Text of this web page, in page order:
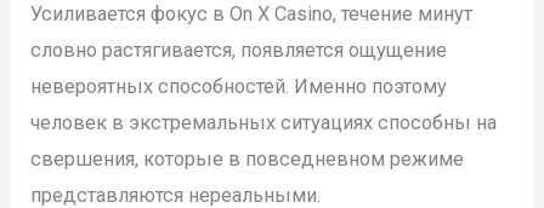
Усиливается фокус в On X Casino, течение минут
словно растягивается, появляется ощущение
невероятных способностей. Именно поэтому
человек в экстремальных ситуациях способны на
свершения, которые в повседневном режиме
представляются нереальными.